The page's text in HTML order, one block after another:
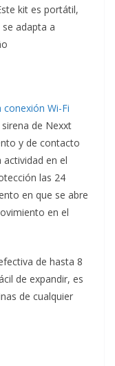
kit es portátil,
adapta a
Wi-Fi
de Nexxt
y de contacto
en el
las 24
en que se abre
en el
de hasta 8
de expandir, es
de cualquier